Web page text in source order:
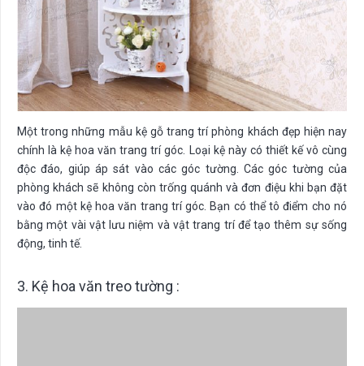
Một trong những mẫu kệ gỗ trang trí phòng khách đẹp hiện nay
chính là kệ hoa văn trang trí góc. Loại kệ này có thiết kế vô cùng
độc đáo, giúp áp sát vào các góc tường. Các góc tường của
phòng khách sẽ không còn trống quánh và đơn điệu khi bạn đặt
vào đó một kệ hoa văn trang trí góc. Bạn có thể tô điểm cho nó
bằng một vài vật lưu niệm và vật trang trí để tạo thêm sự sống
động, tinh tế.
3. Kệ hoa văn treo tường :